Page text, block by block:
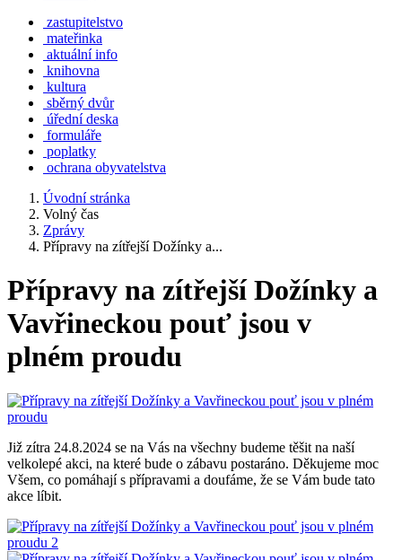
zastupitelstvo
mateřinka
aktuální info
knihovna
kultura
sběrný dvůr
úřední deska
formuláře
poplatky
ochrana obyvatelstva
Úvodní stránka
Volný čas
Zprávy
Přípravy na zítřejší Dožínky a...
Přípravy na zítřejší Dožínky a
Vavřineckou pouť jsou v
plném proudu
Již zítra 24.8.2024 se na Vás na všechny budeme těšit na naší
velkolepé akci, na které bude o zábavu postaráno. Děkujeme moc
Všem, co pomáhají s přípravami a doufáme, že se Vám bude tato
akce líbit.